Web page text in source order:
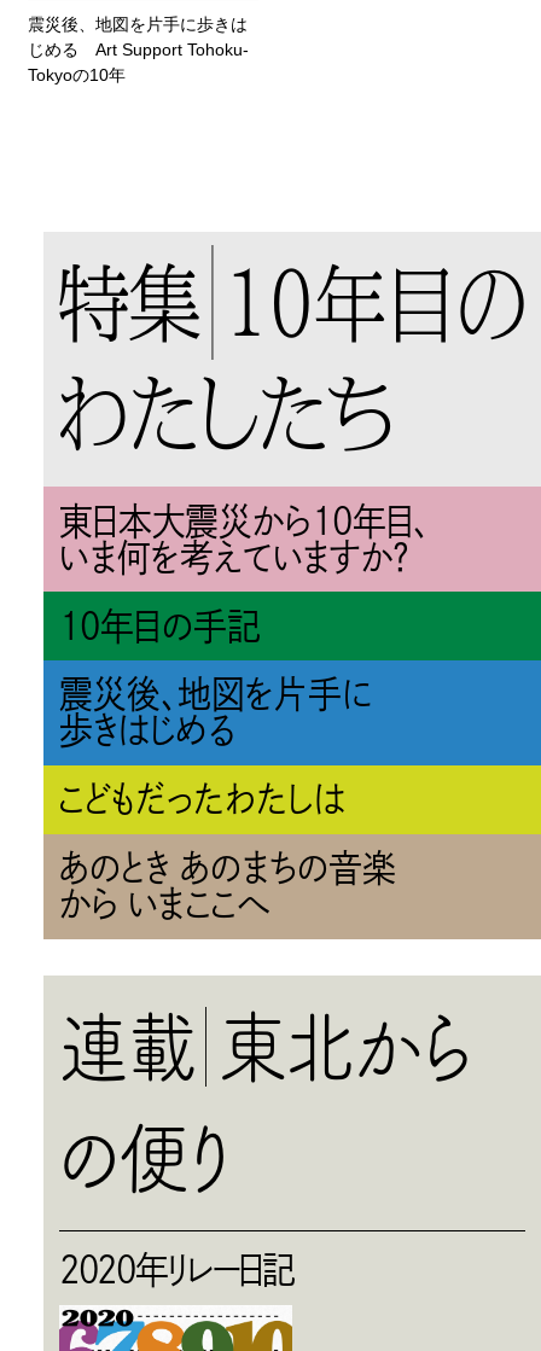
震災後、地図を片手に歩きは
じめる Art Support Tohoku-
Tokyoの10年
特集 10年目の
わたしたち
東日本大震災から10年目、
いま何を考えていますか？
10年目の手記
震災後、地図を片手に
歩きはじめる
こどもだったわたしは
あのとき あのまちの音楽
から いまここへ
連載 東北から
の便り
2020年リレー日記